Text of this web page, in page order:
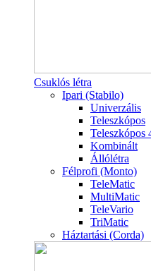
Csuklós létra
Ipari (Stabilo)
Univerzális
Teleszkópos
Teleszkópos
Kombinált
Állólétra
Félprofi (Monto)
TeleMatic
MultiMatic
TeleVario
TriMatic
Háztartási (Corda)